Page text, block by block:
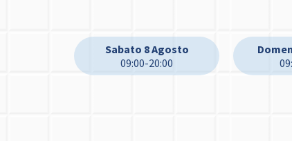
Sabato 8 Agosto
09:00-20:00